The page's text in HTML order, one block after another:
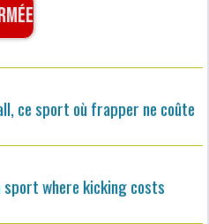
ce sport où frapper ne coûte
sport where kicking costs